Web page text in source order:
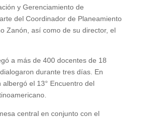
y Gerenciamiento de
del Coordinador de Planeamiento
Zanón, así como de su director, el
a más de 400 docentes de 18
durante tres días. En
el 13° Encuentro del
central en conjunto con el